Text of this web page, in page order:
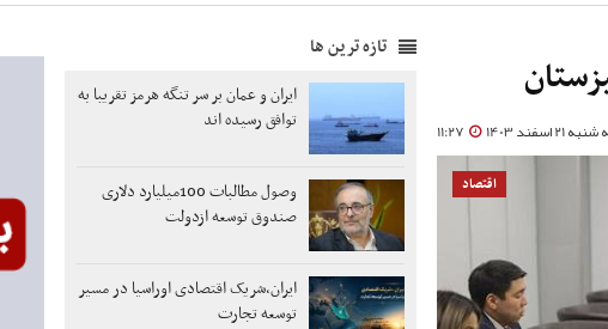
21 اسفند 1403 11:27
اقتصاد
تازه ترین ها
ایران و عمان بر سر تنگه هرمز تقریبا به
توافق رسیده اند
وصول مطالبات 100میلیارد دلاری
صندوق توسعه ازدولت
ایران،شریک اقتصادی اوراسیا در مسیر
توسعه تجارت